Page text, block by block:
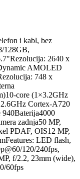
i kabl, bez
128GB,
2640 x
AMOLED
748 x
core (1×3.2GHz
Cortex-A720
zadnja50 MP,
PDAF, OIS12 MP,
LED flash,
120/240fps,
f/2.2, 23mm (wide),
60fps